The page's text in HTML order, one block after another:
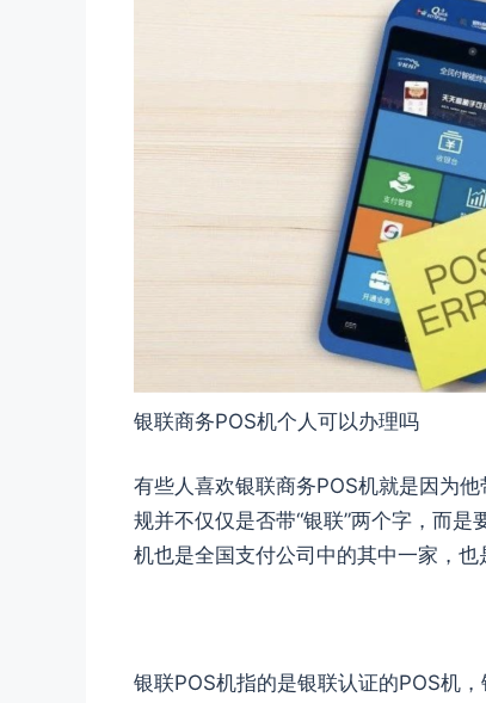
银联商务POS机个人可以办理吗
有些人喜欢银联商务POS机就是因为
规并不仅仅是否带“银联”两个字，而
机也是全国支付公司中的其中一家，也
银联POS机指的是银联认证的POS机